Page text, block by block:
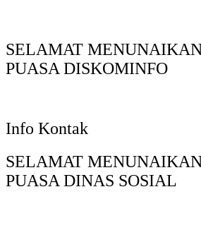
SELAMAT
PUASA DISKOMINFO
Info Kontak
SELAMAT
PUASA DINAS SOSIAL